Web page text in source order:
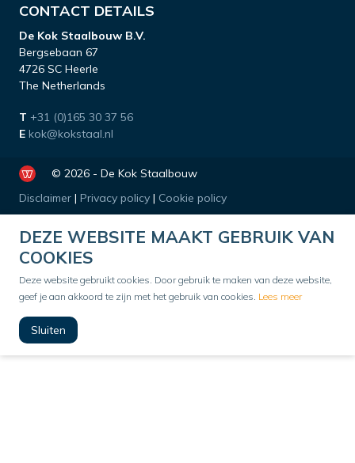
CONTACT DETAILS
De Kok Staalbouw B.V.
Bergsebaan 67
4726 SC Heerle
The Netherlands
T +31 (0)165 30 37 56
E kok@kokstaal.nl
© 2026 - De Kok Staalbouw
Disclaimer | Privacy policy | Cookie policy
DEZE WEBSITE MAAKT GEBRUIK VAN
COOKIES
Deze website gebruikt cookies. Door gebruik te maken van deze website,
geef je aan akkoord te zijn met het gebruik van cookies. Lees meer
Sluiten